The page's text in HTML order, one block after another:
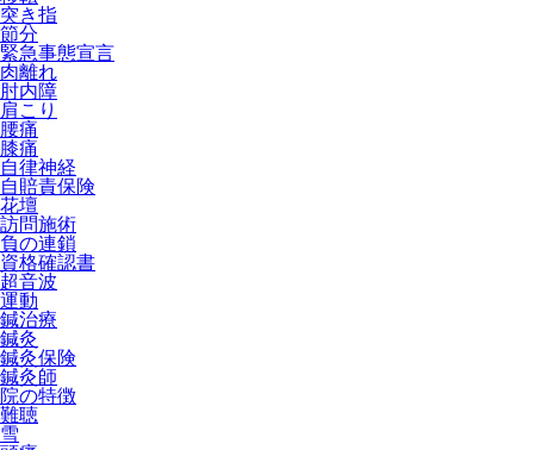
突き指
節分
緊急事態宣言
肉離れ
肘内障
肩こり
腰痛
膝痛
自律神経
自賠責保険
花壇
訪問施術
負の連鎖
資格確認書
超音波
運動
鍼治療
鍼灸
鍼灸保険
鍼灸師
院の特徴
難聴
雪